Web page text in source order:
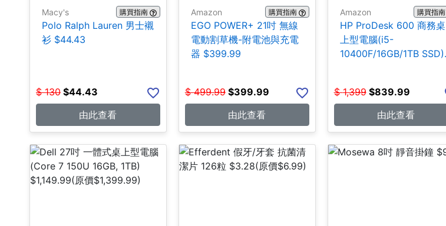
Macy's 購買指南
Polo Ralph Lauren 男士襯
衫 $44.43
$ 130 $44.43
由此查看
Amazon 購買指南
EGO POWER+ 21吋 無線
電動割草機-附電池與充電
器 $399.99
$ 499.99 $399.99
由此查看
Amazon 購買指南
HP ProDesk 600 商務桌
上型電腦(i5-
10400F/16GB/1TB SSD)
$ 1,399 $839.99
由此查看